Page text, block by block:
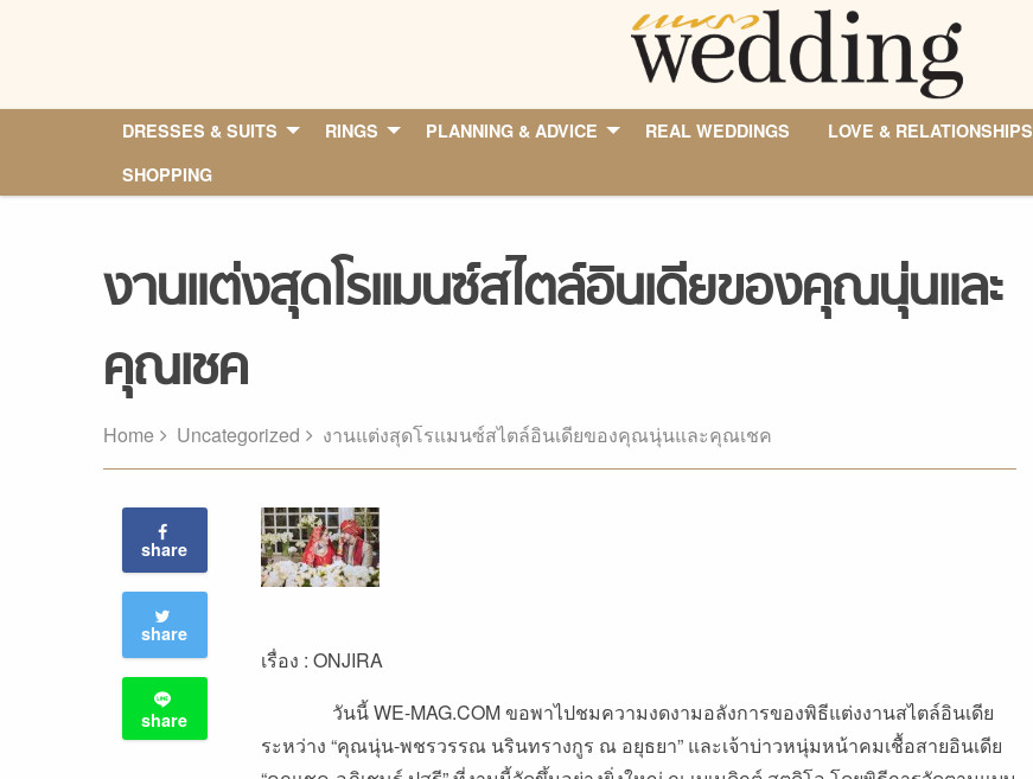
DRESSES & SUITS RINGS PLANNING & ADVICE REAL WEDDINGS LOVE & RELATIONSHIPS
SHOPPING
งานแต่งสุดโรแมนซ์สไตล์อินเดียของคุณนุ่นและ
คุณเชค
Home Uncategorized งานแต่งสุดโรแมนซ์สไตล์อินเดียของคุณนุ่นและคุณเชค
share
share
share
เรื่อง : ONJIRA
วันนี้ WE-MAG.COM ขอพาไปชมความงดงามอลังการของพิธีแต่งงานสไตล์อินเดีย
ระหว่าง “คุณนุ่น-พชรวรรณ นรินทรางกูร ณ อยุธยา” และเจ้าบ่าวหนุ่มหน้าคมเชื้อสายอินเดีย